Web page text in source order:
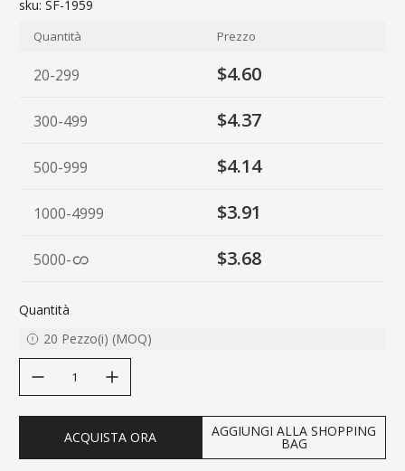
sku: SF-1959
Quantità Prezzo
20-299 $4.60
300-499 $4.37
500-999 $4.14
1000-4999 $3.91
5000- $3.68
Quantità
20 Pezzo(i) (MOQ)
ACQUISTA ORA AGGIUNGI ALLA SHOPPING
BAG